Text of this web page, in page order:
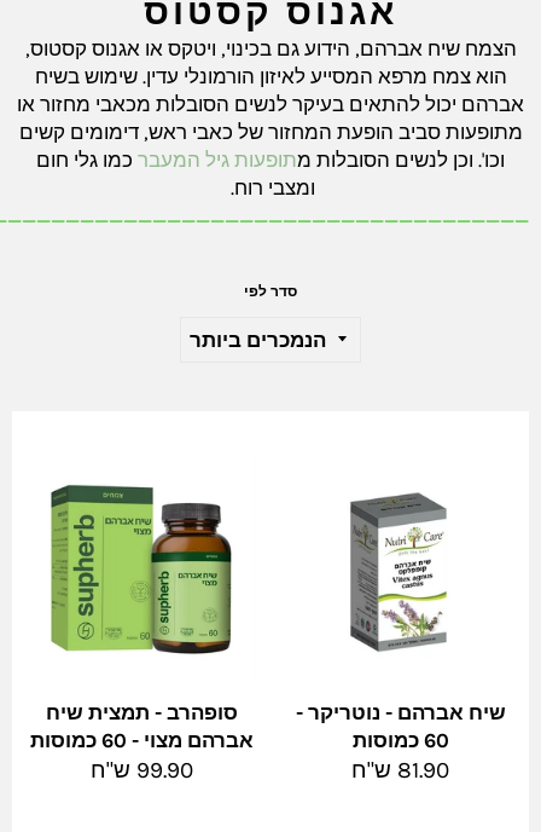
אגנוס קסטוס
הצמח שיח אברהם, הידוע גם בכינוי, ויטקס או אגנוס קסטוס,
הוא צמח מרפא המסייע לאיזון הורמונלי עדין. שימוש בשיח
אברהם יכול להתאים בעיקר לנשים הסובלות מכאבי מחזור או
מתופעות סביב הופעת המחזור של כאבי ראש, דימומים קשים
וכו'. וכן לנשים הסובלות מתופעות גיל המעבר כמו גלי חום
ומצבי רוח.
סדר לפי
סופהרב - תמצית שיח
אברהם מצוי - 60 כמוסות
מחיר
99.90 ש"ח
שיח אברהם - נוטריקר -
60 כמוסות
מחיר
81.90 ש"ח